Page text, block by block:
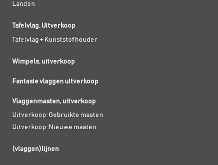
Landen
Tafelvlag, Uitverkoop
Tafelvlag + Kunststof houder
Wimpels, uitverkoop
Fantasie vlaggen uitverkoop
Vlaggenmasten, uitverkoop
Uitverkoop; Gebruikte masten
Uitverkoop; Nieuwe masten
(vlaggen)lijnen